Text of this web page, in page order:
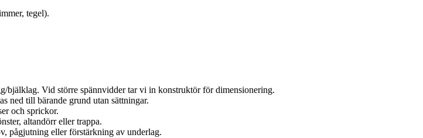
tegel).
bjälklag. Vid större spännvidder tar vi in konstruktör för dimensionering.
ned till bärande grund utan sättningar.
och sprickor.
altandörr eller trappa.
pågjutning eller förstärkning av underlag.